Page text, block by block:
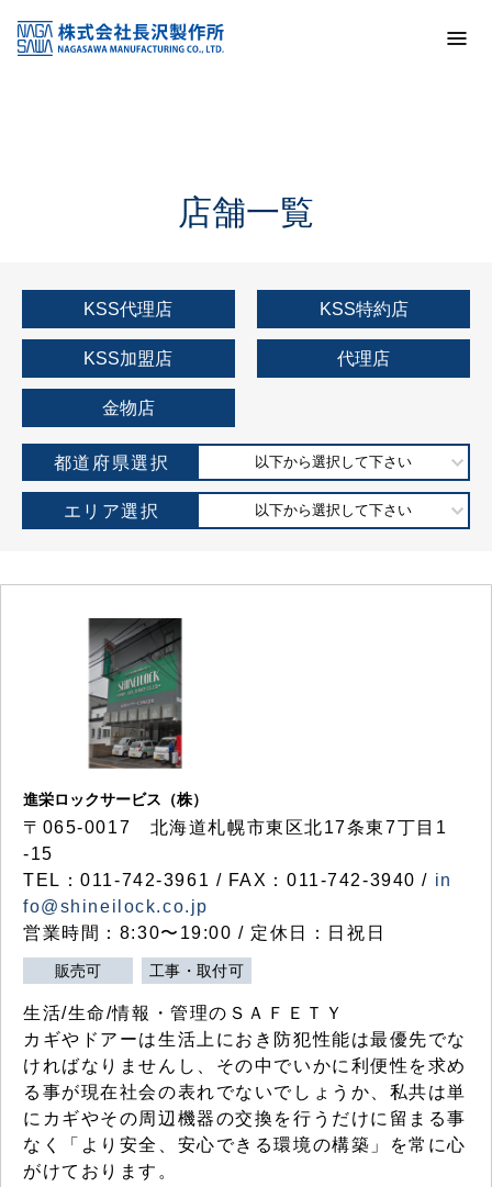
KSS加盟店・取扱店情報
店舗一覧
店舗一覧
KSS代理店 KSS特約店
KSS加盟店 代理店
金物店
都道府県選択 以下から選択して下さい
エリア選択 以下から選択して下さい
進栄ロックサービス（株）
〒065-0017 北海道札幌市東区北17条東7丁目1
-15
TEL：011-742-3961 / FAX：011-742-3940 / in
fo@shineilock.co.jp
営業時間：8:30〜19:00 / 定休日：日祝日
販売可 工事・取付可
生活/生命/情報・管理のＳＡＦＥＴＹ
カギやドアーは生活上におき防犯性能は最優先でな
ければなりませんし、その中でいかに利便性を求め
る事が現在社会の表れでないでしょうか、私共は単
にカギやその周辺機器の交換を行うだけに留まる事
なく「より安全、安心できる環境の構築」を常に心
がけております。